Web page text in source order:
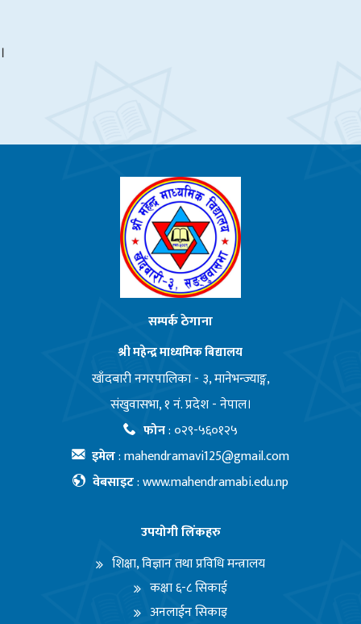
।
सम्पर्क ठेगाना
श्री महेन्द्र माध्यमिक बिद्यालय
खाँदबारी नगरपालिका - ३, मानेभन्ज्याङ्ग,
संखुवासभा, १ नं. प्रदेश - नेपाल।
फोन: ०२९-५६०१२५
इमेल:mahendramavi125@gmail.com
वेबसाइट:www.mahendramabi.edu.np
उपयोगी लिंकहरु
शिक्षा, विज्ञान तथा प्रविधि मन्त्रालय
कक्षा ६-८ सिकाई
अनलाईन सिकाइ